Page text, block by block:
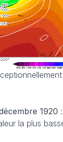
1920
la plus